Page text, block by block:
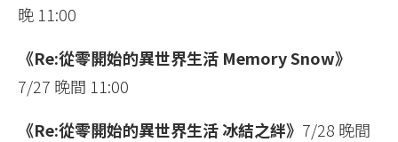
晚 11:00
《Re:從零開始的異世界生活 Memory Snow》
7/27 晚間 11:00
《Re:從零開始的異世界生活 冰結之絆》 7/28 晚間